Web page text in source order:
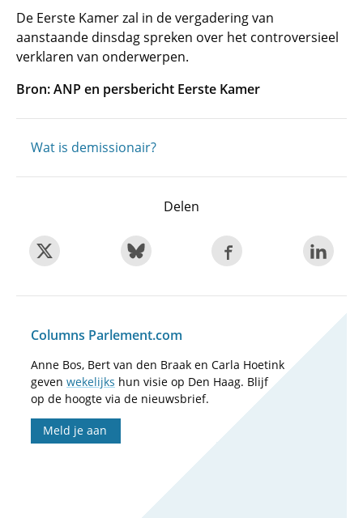
De Eerste Kamer zal in de vergadering van
aanstaande dinsdag spreken over het controversieel
verklaren van onderwerpen.
Bron: ANP en persbericht Eerste Kamer
Wat is demissionair?
Delen
Columns Parlement.com
Anne Bos, Bert van den Braak en Carla Hoetink
geven wekelijks hun visie op Den Haag. Blijf
op de hoogte via de nieuwsbrief.
Meld je aan